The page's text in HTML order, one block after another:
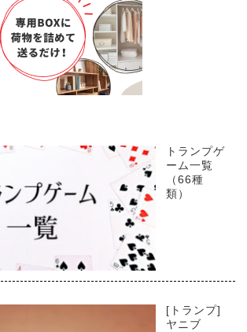
トランプゲ
ーム一覧
（66種
類）
[トランプ]
ヤニブ